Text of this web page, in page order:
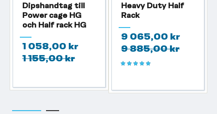
Dipshandtag till
Power cage HG
och Half rack HG
1 058,00 kr
1 155,00 kr
Heavy Duty Half
Rack
9 065,00 kr
9 885,00 kr
Betyg: